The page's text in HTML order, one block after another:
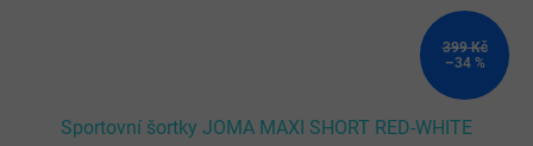
399 Kč
–34 %
Sportovní šortky JOMA MAXI SHORT RED-WHITE